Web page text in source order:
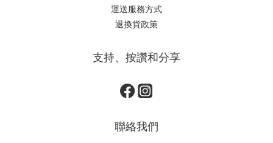
運送服務方式
退換貨政策
支持、按讚和分享
聯絡我們